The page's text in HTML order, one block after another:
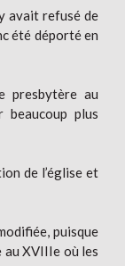
avait refusé de
été déporté en
presbytère au
beaucoup plus
de l’église et
puisque
au XVIIIe où les